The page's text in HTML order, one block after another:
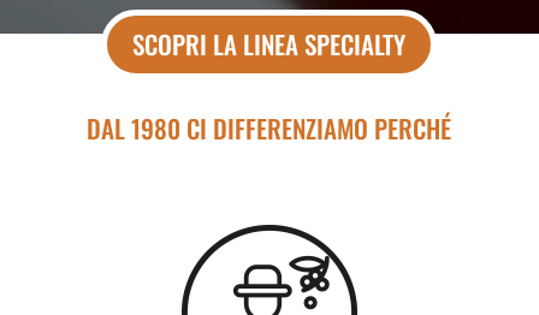
SCOPRI LA LINEA SPECIALTY
DAL 1980 CI DIFFERENZIAMO PERCHÉ